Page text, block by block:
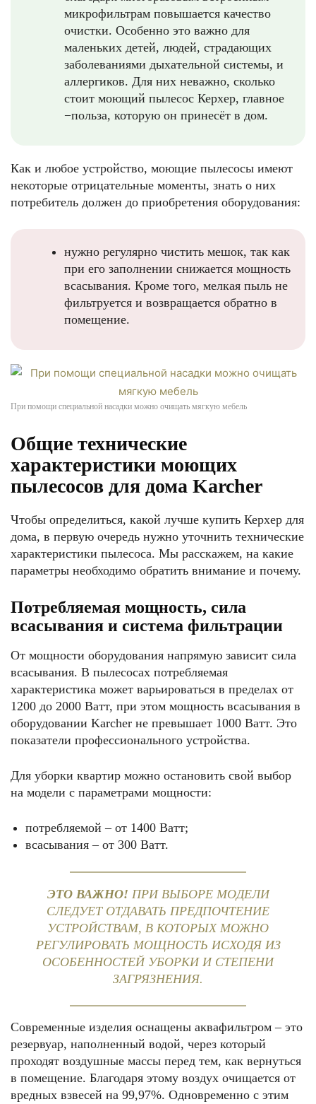
микрофильтрам повышается качество
очистки. Особенно это важно для
маленьких детей, людей, страдающих
заболеваниями дыхательной системы, и
аллергиков. Для них неважно, сколько
стоит моющий пылесос Керхер, главное
−польза, которую он принесёт в дом.
Как и любое устройство, моющие пылесосы имеют
некоторые отрицательные моменты, знать о них
потребитель должен до приобретения оборудования:
нужно регулярно чистить мешок, так как
при его заполнении снижается мощность
всасывания. Кроме того, мелкая пыль не
фильтруется и возвращается обратно в
помещение.
При помощи специальной насадки можно очищать мягкую мебель
Общие технические
характеристики моющих
пылесосов для дома Karcher
Чтобы определиться, какой лучше купить Керхер для
дома, в первую очередь нужно уточнить технические
характеристики пылесоса. Мы расскажем, на какие
параметры необходимо обратить внимание и почему.
Потребляемая мощность, сила
всасывания и система фильтрации
От мощности оборудования напрямую зависит сила
всасывания. В пылесосах потребляемая
характеристика может варьироваться в пределах от
1200 до 2000 Ватт, при этом мощность всасывания в
оборудовании Karcher не превышает 1000 Ватт. Это
показатели профессионального устройства.
Для уборки квартир можно остановить свой выбор
на модели с параметрами мощности:
потребляемой – от 1400 Ватт;
всасывания – от 300 Ватт.
ЭТО ВАЖНО! ПРИ ВЫБОРЕ МОДЕЛИ
СЛЕДУЕТ ОТДАВАТЬ ПРЕДПОЧТЕНИЕ
УСТРОЙСТВАМ, В КОТОРЫХ МОЖНО
РЕГУЛИРОВАТЬ МОЩНОСТЬ ИСХОДЯ ИЗ
ОСОБЕННОСТЕЙ УБОРКИ И СТЕПЕНИ
ЗАГРЯЗНЕНИЯ.
Современные изделия оснащены аквафильтром – это
резервуар, наполненный водой, через который
проходят воздушные массы перед тем, как вернуться
в помещение. Благодаря этому воздух очищается от
вредных взвесей на 99,97%. Одновременно с этим